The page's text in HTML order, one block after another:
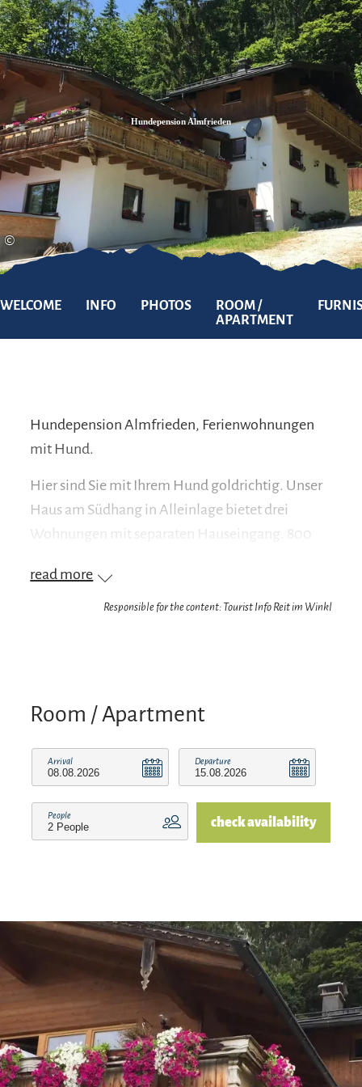
Zum
Inhalt
Zur
Suche
Zum
Footer
©
Hundepension Almfrieden
WELCOME INFO PHOTOS
ROOM /
APARTMENT
Hundepension Almfrieden, Ferienwohnungen
mit Hund.
Hier sind Sie mit Ihrem Hund goldrichtig. Unser
Haus am Südhang in Alleinlage bietet drei
Wohnungen mit separaten Hauseingang. 800
Gehminuten vom Golfplatz können Sie direkt in
der Natur wandern. Bei Ausflügen können Sie die
begehrt. Im Anwesen befindet sich auch das
kleine Hundehotel. Hundesitting auf Anfrage ab
55,00 Euro / angefangenem Kalendertag,
Einzelunterricht ab 85,00 Euro 45min. Beides
wenn Kapazitäten frei sind und der Hund
geeignet ist.
read more
Responsible for the content: Tourist Info Reit im Winkl
Room / Apartment
Arrival Departure
People check availability